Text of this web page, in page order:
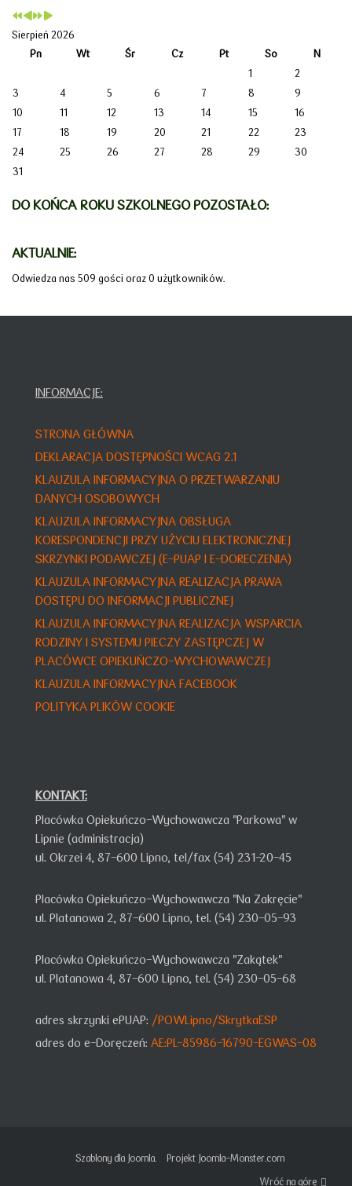
Sierpień 2026
Pn
Wt Śr Cz Pt So
N
1
2
3
4 5 6 7 8
9
10
11 12 13 14 15
16
17
18 19 20 21 22
23
24
25 26 27 28 29
30
31
DO KOŃCA ROKU SZKOLNEGO POZOSTAŁO:
AKTUALNIE:
Odwiedza nas 509 gości oraz 0 użytkowników.
INFORMACJE:
STRONA GŁÓWNA
DEKLARACJA DOSTĘPNOŚCI WCAG 2.1
KLAUZULA INFORMACYJNA O PRZETWARZANIU
DANYCH OSOBOWYCH
KLAUZULA INFORMACYJNA OBSŁUGA
KORESPONDENCJI PRZY UŻYCIU ELEKTRONICZNEJ
SKRZYNKI PODAWCZEJ (E-PUAP I E-DORECZENIA)
KLAUZULA INFORMACYJNA REALIZACJA PRAWA
DOSTĘPU DO INFORMACJI PUBLICZNEJ
KLAUZULA INFORMACYJNA REALIZACJA WSPARCIA
RODZINY I SYSTEMU PIECZY ZASTĘPCZEJ W
PLACÓWCE OPIEKUŃCZO-WYCHOWAWCZEJ
KLAUZULA INFORMACYJNA FACEBOOK
POLITYKA PLIKÓW COOKIE
KONTAKT:
Placówka Opiekuńczo-Wychowawcza "Parkowa" w
Lipnie (administracja)
ul. Okrzei 4, 87-600 Lipno, tel/fax (54) 231-20-45
Placówka Opiekuńczo-Wychowawcza "Na Zakręcie"
ul. Platanowa 2, 87-600 Lipno, tel. (54) 230-05-93
Placówka Opiekuńczo-Wychowawcza "Zakątek"
ul. Platanowa 4, 87-600 Lipno, tel. (54) 230-05-68
adres skrzynki ePUAP: /POWLipno/SkrytkaESP
adres do e-Doręczeń: AE:PL-85986-16790-EGWAS-08
Szablony dla Joomla.
Projekt Joomla-Monster.com
Wróć na górę